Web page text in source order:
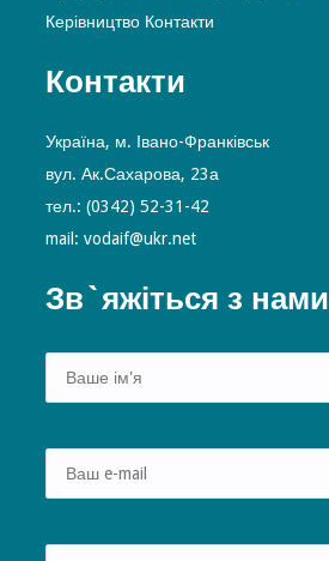
Керівництво Контакти
Контакти
Україна, м. Івано-Франківськ
вул. Ак.Сахарова, 23а
тел.: (0342) 52-31-42
mail: vodaif@ukr.net
Зв`яжіться з нами